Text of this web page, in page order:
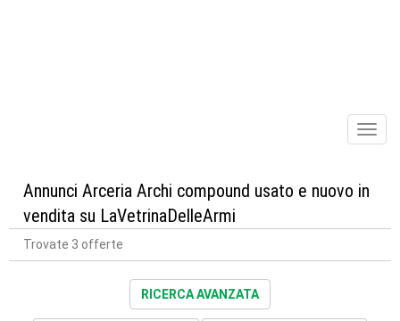
Annunci Arceria Archi compound usato e nuovo in
vendita su LaVetrinaDelleArmi
Trovate 3 offerte
RICERCA AVANZATA